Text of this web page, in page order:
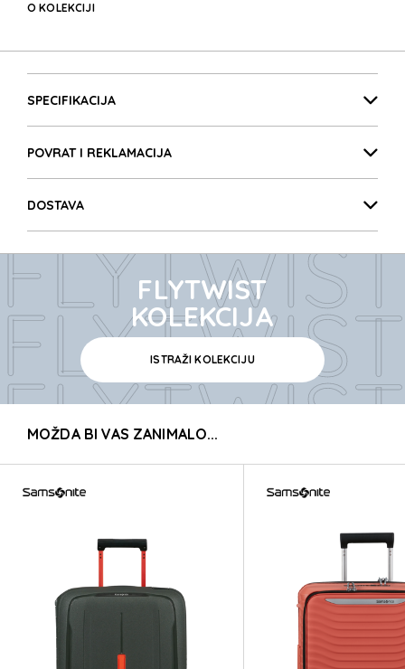
O KOLEKCIJI
SPECIFIKACIJA
POVRAT I REKLAMACIJA
DOSTAVA
FLYTWIST
FLYTWIST
FLYTWIST
FLYTWIST
FLYTWIST
FLYTWIST
FLYTWIST
FLYTWIST
FLYTWIST
FLYTWIST
KOLEKCIJA
ISTRAŽI KOLEKCIJU
MOŽDA BI VAS ZANIMALO...